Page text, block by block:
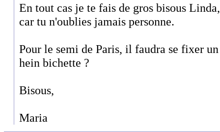
En tout cas je te fais de gros bisous
car tu n'oublies jamais personne.
Pour le semi de Paris, il faudra se fixer
hein bichette ?
Bisous,
Maria